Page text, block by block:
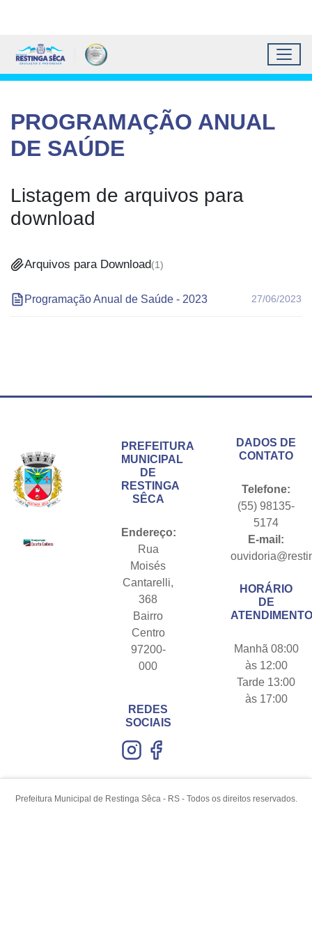
Topo do site
Ir para conteúdo principal
Todos os atalhos
Conteúdo principal
Conteúdo Principal
Prefeitura Municipal de
PROGRAMAÇÃO ANUAL
DE SAÚDE
Listagem de arquivos para
download
Arquivos para Download(1)
Programação Anual de Saúde - 2023 27/06/2023
PREFEITURA
MUNICIPAL
DE
RESTINGA
SÊCA
Endereço:
Rua
Moisés
Cantarelli,
368
Bairro
Centro
97200-
000
REDES
SOCIAIS
DADOS DE
CONTATO
Telefone:
(55) 98135-
5174
E-mail:
HORÁRIO
DE
Manhã 08:00
às 12:00
Tarde 13:00
às 17:00
Prefeitura Municipal de Restinga Sêca - RS - Todos os direitos reservados.